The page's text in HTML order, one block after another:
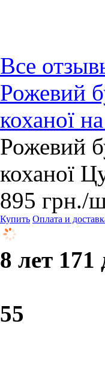
Все
Рожевий
коханої
Рожевий
коханої
895 грн./
Купить Оплата и
8 лет 171
55